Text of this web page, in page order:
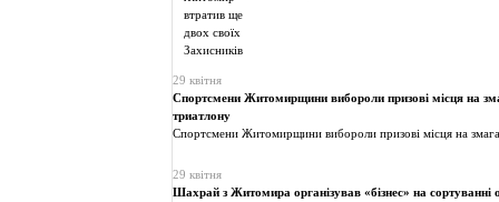
29 квітня
Спортсмени Житомирщини вибороли призові місця на
триатлону
Спортсмени Житомирщини вибороли призові місця на
29 квітня
Шахрай з Житомира організував «бізнес» на сортуванні